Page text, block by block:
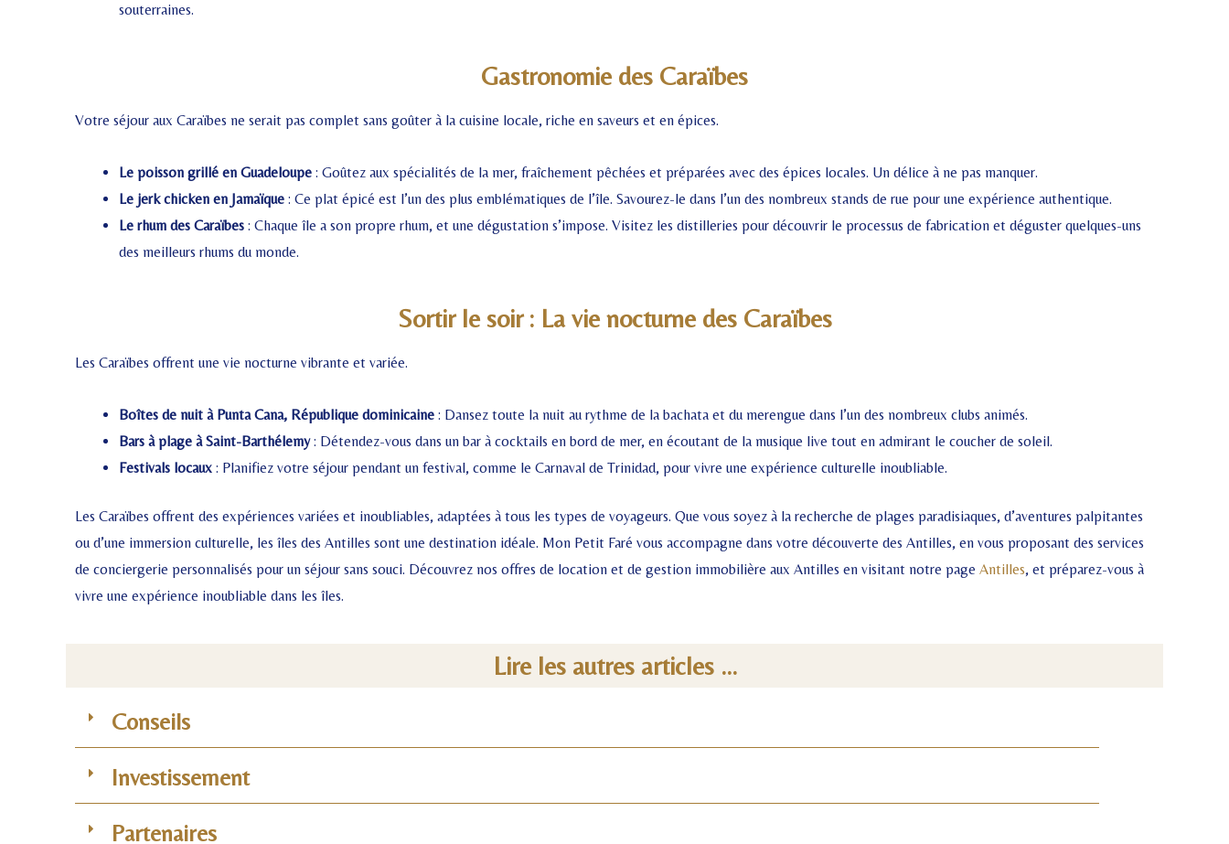
souterraines.
Gastronomie des Caraïbes
Votre séjour aux Caraïbes ne serait pas complet sans goûter à la cuisine locale, riche en saveurs et en épices.
Le poisson grillé en Guadeloupe : Goûtez aux spécialités de la mer, fraîchement pêchées et préparées avec des épices locales. Un délice à ne pas manquer.
Le jerk chicken en Jamaïque : Ce plat épicé est l’un des plus emblématiques de l’île. Savourez-le dans l’un des nombreux stands de rue pour une expérience authentique.
Le rhum des Caraïbes : Chaque île a son propre rhum, et une dégustation s’impose. Visitez les distilleries pour découvrir le processus de fabrication et déguster quelques-uns
des meilleurs rhums du monde.
Sortir le soir : La vie nocturne des Caraïbes
Les Caraïbes offrent une vie nocturne vibrante et variée.
Boîtes de nuit à Punta Cana, République dominicaine : Dansez toute la nuit au rythme de la bachata et du merengue dans l’un des nombreux clubs animés.
Bars à plage à Saint-Barthélemy: Détendez-vous dans un bar à cocktails en bord de mer, en écoutant de la musique live tout en admirant le coucher de soleil.
Festivals locaux : Planifiez votre séjour pendant un festival, comme le Carnaval de Trinidad, pour vivre une expérience culturelle inoubliable.
Les Caraïbes offrent des expériences variées et inoubliables, adaptées à tous les types de voyageurs. Que vous soyez à la recherche de plages paradisiaques, d’aventures palpitantes
ou d’une immersion culturelle, les îles des Antilles sont une destination idéale. Mon Petit Faré vous accompagne dans votre découverte des Antilles, en vous proposant des services
de conciergerie personnalisés pour un séjour sans souci. Découvrez nos offres de location et de gestion immobilière aux Antilles en visitant notre page Antilles, et préparez-vous à
vivre une expérience inoubliable dans les îles.
Lire les autres articles ...
Conseils
Investissement
Partenaires